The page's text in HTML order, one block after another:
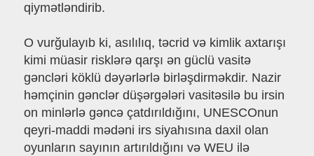
qiymətləndirib.
O vurğulayıb ki, asılılıq, təcrid və kimlik axtarışı
kimi müasir risklərə qarşı ən güclü vasitə
gəncləri köklü dəyərlərlə birləşdirməkdir. Nazir
həmçinin gənclər düşərgələri vasitəsilə bu irsin
on minlərlə gəncə çatdırıldığını, UNESCOnun
qeyri-maddi mədəni irs siyahısına daxil olan
oyunların sayının artırıldığını və WEU ilə